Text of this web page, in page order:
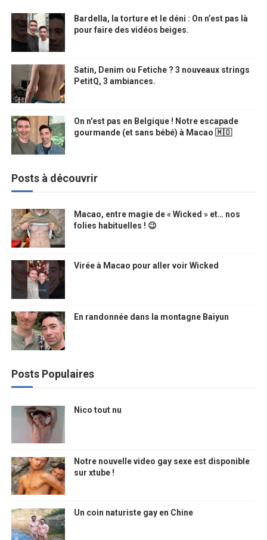
Bardella, la torture et le déni : On n’est pas là
pour faire des vidéos beiges.
Satin, Denim ou Fetiche ? 3 nouveaux strings
PetitQ, 3 ambiances.
On n'est pas en Belgique ! Notre escapade
gourmande (et sans bébé) à Macao 🇲🇴
Posts à découvrir
Macao, entre magie de « Wicked » et… nos
folies habituelles ! 😉
Virée à Macao pour aller voir Wicked
En randonnée dans la montagne Baiyun
Posts Populaires
Nico tout nu
Notre nouvelle video gay sexe est disponible
sur xtube !
Un coin naturiste gay en Chine